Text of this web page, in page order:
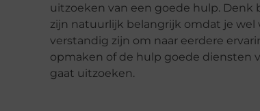
uitzoeken van een goede hulp. Denk
zijn natuurlijk belangrijk omdat je wel
verstandig zijn om naar eerdere
opmaken of de hulp goede diensten
gaat uitzoeken.